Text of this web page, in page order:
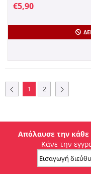
€5,90
1 2
Απόλαυσε την κάθε
Κάνε την